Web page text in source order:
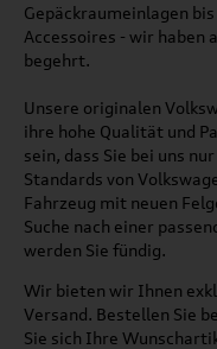
Gepäckraumeinlagen
Accessoires - wir haben
begehrt.
Unsere originalen
ihre hohe Qualität und
sein, dass Sie bei uns
Standards von
Fahrzeug mit neuen
Suche nach einer
werden Sie fündig.
Wir bieten wir Ihnen
Versand. Bestellen Sie
Sie sich Ihre